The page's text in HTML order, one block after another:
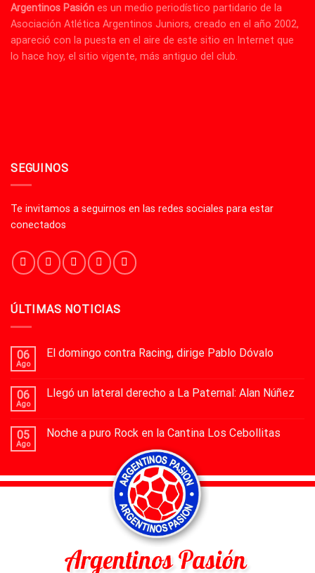
Argentinos Pasión es un medio periodístico partidario de la
Asociación Atlética Argentinos Juniors, creado en el año 2002,
apareció con la puesta en el aire de este sitio en Internet que
lo hace hoy, el sitio vigente, más antiguo del club.
SEGUINOS
Te invitamos a seguirnos en las redes sociales para estar
conectados
ÚLTIMAS NOTICIAS
06
Ago
El domingo contra Racing, dirige Pablo Dóvalo
06
Ago
Llegó un lateral derecho a La Paternal: Alan Núñez
05
Ago
Noche a puro Rock en la Cantina Los Cebollitas